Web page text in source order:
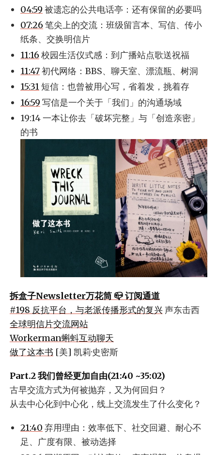
04:59 被遗忘的公共电话亭：还有保留的必要吗
07:26 笔尖上的交流：班级留言本、写信、传小
纸条、交换明信片
11:16 校园生活仪式感：到广播站点歌送祝福
11:47初代网络：BBS、聊天室、漂流瓶、树洞
15:31短信：也曾被用心写，省着发，挑着存
16:59 写信是一个关于「我们」的沟通场域
19:14 一本让你去「破坏完整」与「创造亲密」
的书
拆盒子Newsletter万花筒 📪 订阅通道
#198 反抗平台，与老派传播形式的复兴 声东击西
全球明信片交流网站
Workerman蝌蚪互动聊天
做了这本书 [美] 凯莉·史密斯
Part.2 我们曾经更加自由(21:40 ~35:02)
古早交流方式为何被抛弃，又为何回归？
从去中心化到中心化，线上交流发生了什么变化？
21:40 弃用理由：效率低下、社交回避、耐心不
足、广度有限、被动选择